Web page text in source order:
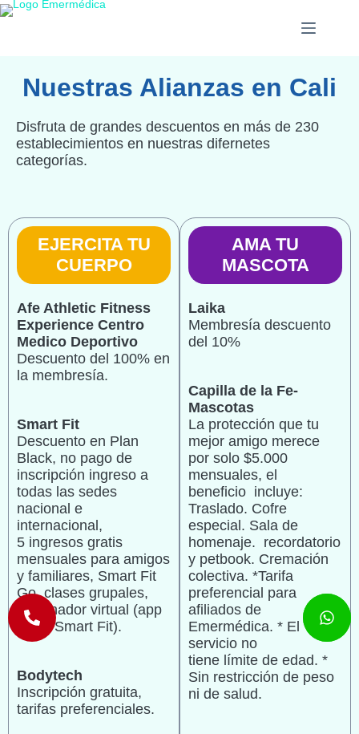
Nuestras Alianzas en Cali
Disfruta de grandes descuentos en más de 230
establecimientos en nuestras difernetes
categorías.
EJERCITA TU
CUERPO
Afe Athletic Fitness
Experience Centro
Medico Deportivo
Descuento del 100% en
la membresía.
Smart Fit
Descuento en Plan
Black, no pago de
inscripción ingreso a
todas las sedes
nacional e
internacional,
5 ingresos gratis
mensuales para amigos
y familiares, Smart Fit
Go, clases grupales,
entrenador virtual (app
móvil Smart Fit).
Bodytech
Inscripción gratuita,
tarifas preferenciales.
AMA TU
MASCOTA
Laika
Membresía descuento
del 10%
Capilla de la Fe-
Mascotas
La protección que tu
mejor amigo merece
por solo $5.000
mensuales, el
beneficio incluye:
Traslado. Cofre
especial. Sala de
homenaje. recordatorio
y petbook. Cremación
colectiva. *Tarifa
preferencial para
afiliados de
Emermédica. * El
servicio no
tiene límite de edad. *
Sin restricción de peso
ni de salud.